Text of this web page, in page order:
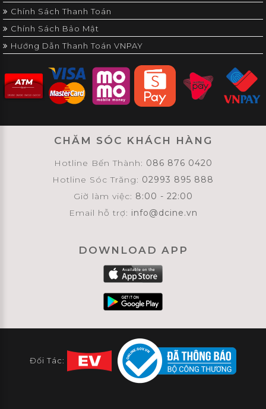
Chính Sách Thanh Toán
Chính Sách Bảo Mật
Hướng Dẫn Thanh Toán VNPAY
CHĂM SÓC KHÁCH HÀNG
Hotline Bến Thành: 086 876 0420
Hotline Sóc Trăng: 02993 895 888
Giờ làm việc: 8:00 - 22:00
Email hỗ trợ: info@dcine.vn
DOWNLOAD APP
Đối Tác: